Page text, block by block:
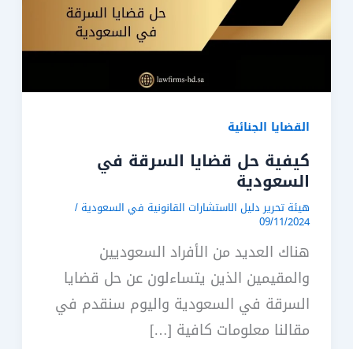
القضايا الجنائية
كيفية حل قضايا السرقة في
السعودية
هيئة تحرير دليل الاستشارات القانونية في السعودية /
09/11/2024
هناك العديد من الأفراد السعوديين
والمقيمين الذين يتساءلون عن حل قضايا
السرقة في السعودية واليوم سنقدم في
مقالنا معلومات كافية […]